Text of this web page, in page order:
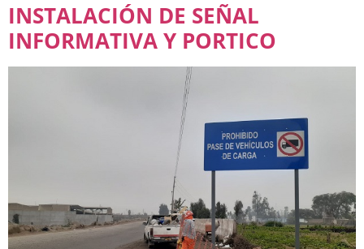
INSTALACIÓN DE SEÑAL
INFORMATIVA Y PORTICO